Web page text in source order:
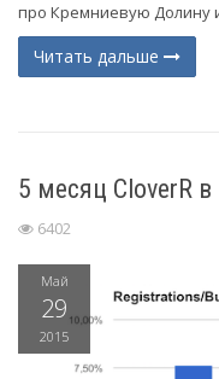
про Кремниевую Долину
Читать дальше
5 месяц CloverR
6402
Май
29
2015